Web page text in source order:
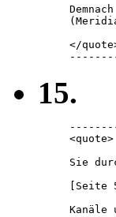
</
15.
<quote>
Sie
[Seite
Kanäle